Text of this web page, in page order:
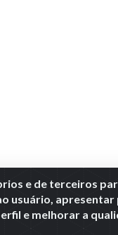
e de terceiros
usuário,
e melhorar a